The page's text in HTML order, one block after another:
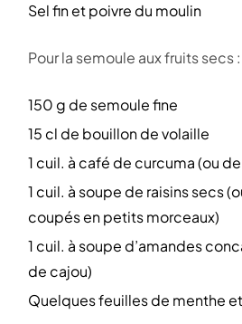
Sel fin et poivre du moulin
Pour la semoule aux fruits secs :
150 g de semoule fine
15 cl de bouillon de volaille
1 cuil. à café de curcuma (ou
1 cuil. à soupe de raisins secs
coupés en petits morceaux)
1 cuil. à soupe d’amandes
de cajou)
Quelques feuilles de menthe